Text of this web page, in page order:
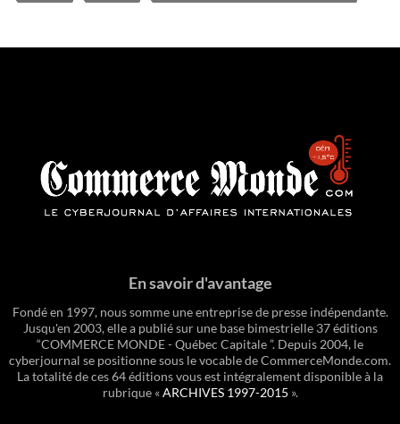
En savoir d'avantage
Fondé en 1997, nous somme une entreprise de presse indépendante.
Jusqu'en 2003, elle a publié sur une base bimestrielle 37 éditions
“COMMERCE MONDE - Québec Capitale ”. Depuis 2004, le
cyberjournal se positionne sous le vocable de CommerceMonde.com.
La totalité de ces 64 éditions vous est intégralement disponible à la
rubrique «ARCHIVES 1997-2015 ».